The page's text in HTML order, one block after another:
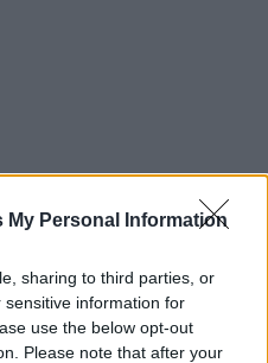
My Personal Information
sharing to third parties, or
information for
use the below opt-out
Please note that after your